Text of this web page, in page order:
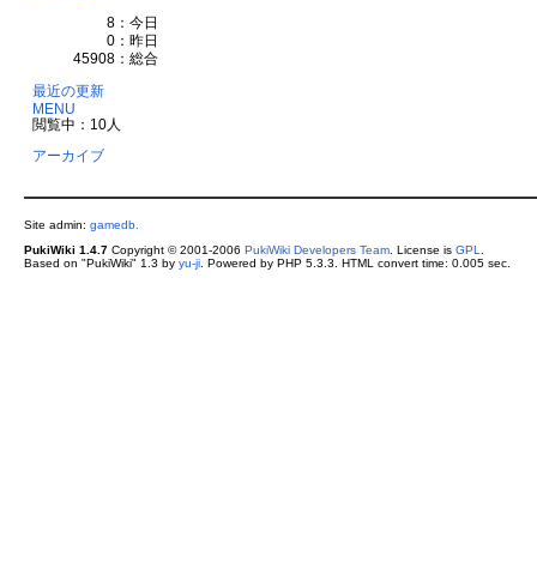
8：今日
0：昨日
45908：総合
最近の更新
MENU
閲覧中：10人
アーカイブ
Site admin: gamedb.
PukiWiki 1.4.7Copyright © 2001-2006 PukiWiki Developers Team. License is GPL
Based on "PukiWiki" 1.3 by yu-ji. Powered by PHP 5.3.3. HTML convert time: 0.005 sec.